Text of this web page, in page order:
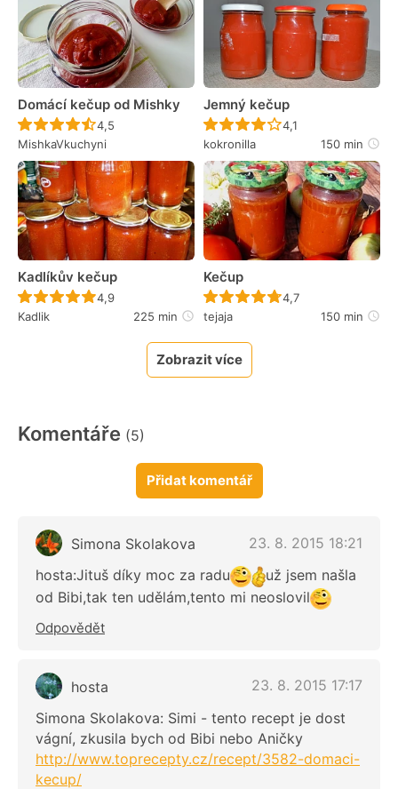
Domácí kečup od Mishky
Recept ještě nebyl hodnocen
4,5
MishkaVkuchyni
Jemný kečup
Recept ještě nebyl
4,1
kokronilla
150 min
Kadlíkův kečup
Recept ještě nebyl hodnocen
4,9
Kadlik
225 min
Kečup
Recept ještě nebyl
4,7
tejaja
150 min
Zobrazit více
Komentáře (5)
Přidat komentář
Simona Skolakova
23. 8. 2015 18:21
hosta:Jituš díky moc za radu
už jsem našla
od Bibi,tak ten udělám,tento mi neoslovil
Odpovědět
hosta
23. 8. 2015 17:17
Simona Skolakova: Simi - tento recept je dost
vágní, zkusila bych od Bibi nebo Aničky
http://www.toprecepty.cz/recept/3582-domaci-
kecup/